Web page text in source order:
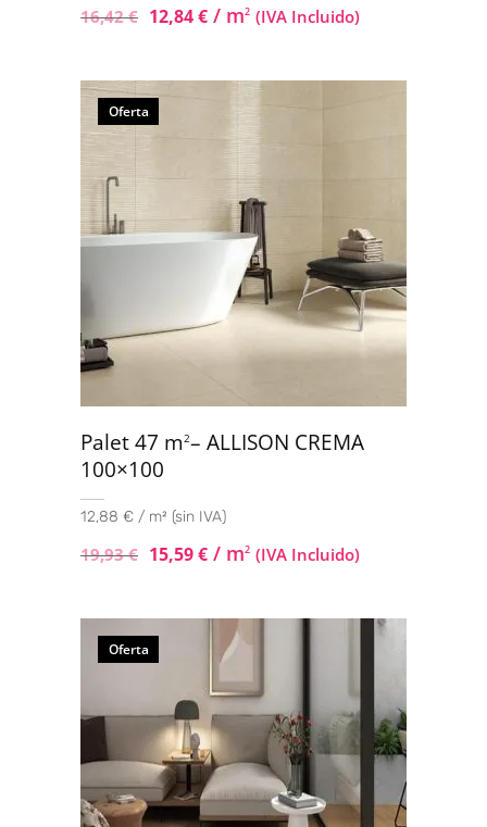
16,42€ 12,84€ / m2 (IVA Incluido)
Oferta
Palet 47 m2– ALLISON CREMA
100×100
12,88 € / m² (sin IVA)
19,93€ 15,59€ / m2 (IVA Incluido)
Oferta